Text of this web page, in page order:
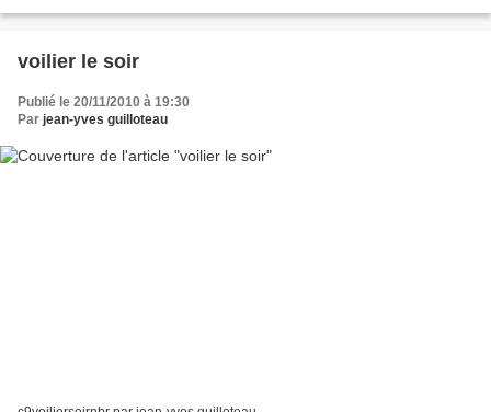
voilier le soir
Publié le 20/11/2010 à 19:30
Par jean-yves guilloteau